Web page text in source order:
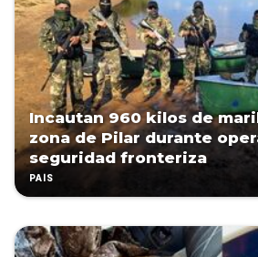
Incautan 960 kilos de
zona de Pilar durante
seguridad fronteriza
PAÍS